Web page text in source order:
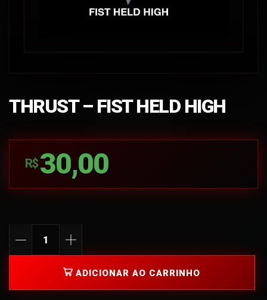
THRUST – FIST HELD HIGH
R$ 30,00
ADICIONAR AO CARRINHO